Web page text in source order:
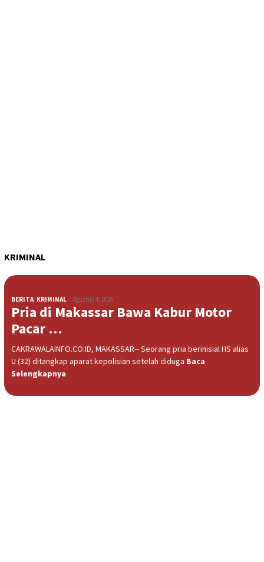
KRIMINAL
BERITA, KRIMINAL Agustus 4, 2026
Pria di Makassar Bawa Kabur Motor
Pacar …
CAKRAWALAINFO.CO.ID, MAKASSAR-- Seorang pria berinisial HS alias
U (32) ditangkap aparat kepolisian setelah diduga Baca
Selengkapnya